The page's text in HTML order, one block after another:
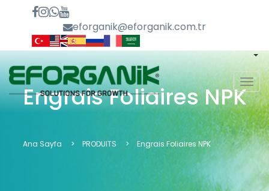
eforganik@eforganik.com.tr
Engrais Foliaires NPK
Ana Sayfa PRODUITS Engrais Foliaires NPK